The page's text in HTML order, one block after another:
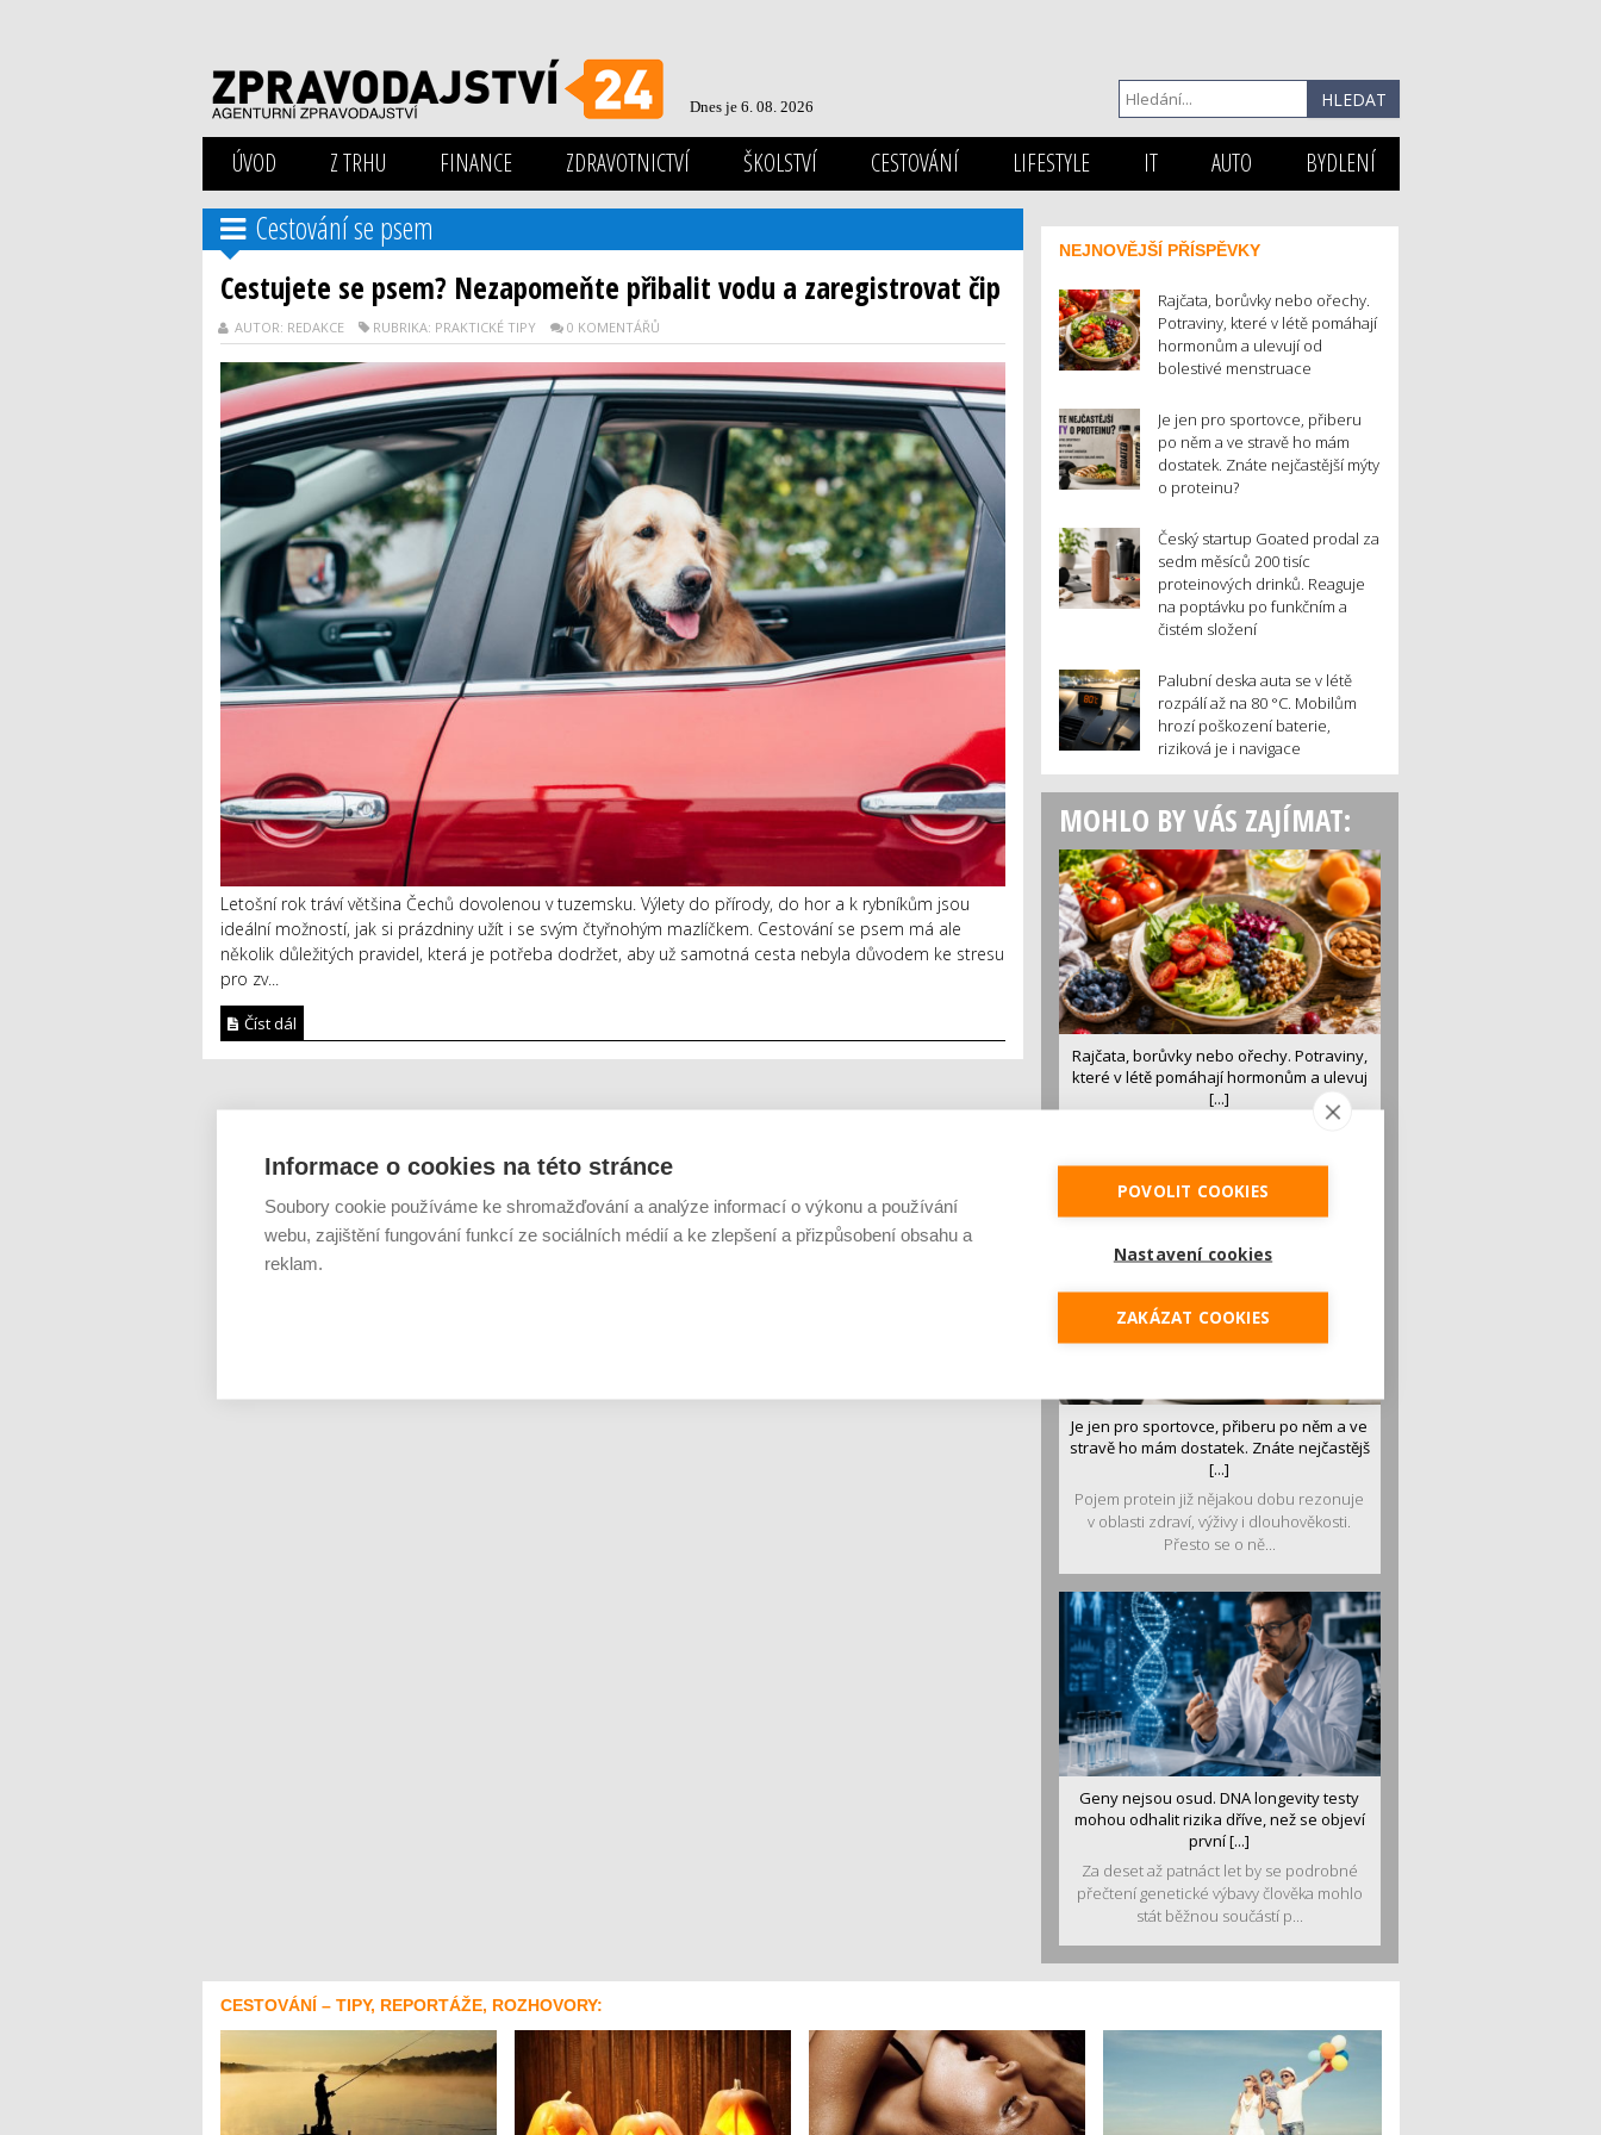
Dnes je 6. 08. 2026
ÚVOD Z TRHU FINANCE ZDRAVOTNICTVÍ ŠKOLSTVÍ CESTOVÁNÍ LIFESTYLE IT AUTO BYDLENÍ
Cestování se psem
Cestujete se psem? Nezapomeňte přibalit vodu a zaregistrovat čip
AUTOR: REDAKCE RUBRIKA: PRAKTICKÉ TIPY 0 KOMENTÁŘŮ
Letošní rok tráví většina Čechů dovolenou v tuzemsku. Výlety do přírody, do hor a k rybníkům jsou
ideální možností, jak si prázdniny užít i se svým čtyřnohým mazlíčkem. Cestování se psem má ale
několik důležitých pravidel, která je potřeba dodržet, aby už samotná cesta nebyla důvodem ke stresu
pro zv...
Číst dál
NEJNOVĚJŠÍ PŘÍSPĚVKY
Rajčata, borůvky nebo ořechy.
Potraviny, které v létě pomáhají
hormonům a ulevují od
bolestivé menstruace
Je jen pro sportovce, přiberu
po něm a ve stravě ho mám
dostatek. Znáte nejčastější mýty
o proteinu?
Český startup Goated prodal za
sedm měsíců 200 tisíc
proteinových drinků. Reaguje
na poptávku po funkčním a
čistém složení
Palubní deska auta se v létě
rozpálí až na 80 °C. Mobilům
hrozí poškození baterie,
riziková je i navigace
MOHLO BY VÁS ZAJÍMAT:
Rajčata, borůvky nebo ořechy. Potraviny,
které v létě pomáhají hormonům a ulevuj
[...]
luštěniny jsou práv...
Je jen pro sportovce, přiberu po něm a ve
stravě ho mám dostatek. Znáte nejčastějš
[...]
Pojem protein již nějakou dobu rezonuje
v oblasti zdraví, výživy i dlouhověkosti.
Přesto se o ně...
Geny nejsou osud. DNA longevity testy
mohou odhalit rizika dříve, než se objeví
první [...]
Za deset až patnáct let by se podrobné
přečtení genetické výbavy člověka mohlo
stát běžnou součástí p...
CESTOVÁNÍ – TIPY, REPORTÁŽE, ROZHOVORY:
Informace o cookies na této stránce
Soubory cookie používáme ke shromažďování a analýze informací o výkonu a používání
webu, zajištění fungování funkcí ze sociálních médií a ke zlepšení a přizpůsobení obsahu a
reklam.
POVOLIT COOKIES
Nastavení cookies
ZAKÁZAT COOKIES